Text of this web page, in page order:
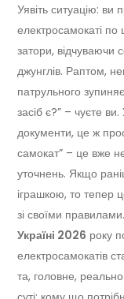
Уявіть ситуацію: ви
електросамокаті
затори, відчуваючи
джунглів. Раптом,
патрульного
засіб є?” – чуєте
документи, це ж
самокат” – це вже
уточнень. Якщо
іграшкою, то тепер
зі своїми
Україні 2026 року
електросамокатів
та, головне,